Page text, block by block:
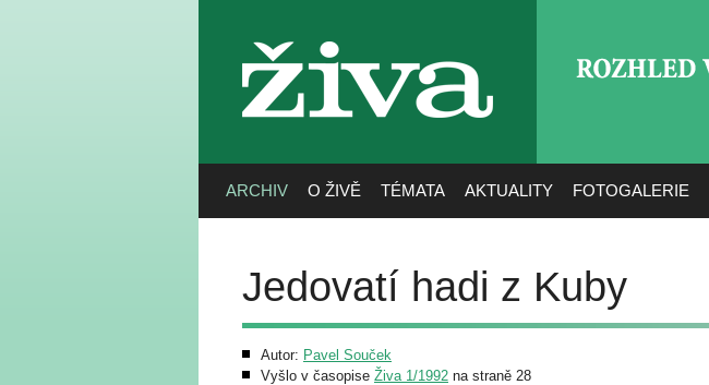
živa
ARCHIV O ŽIVĚ TÉMATA AKTUALITY FOTOGALERIE
Jedovatí hadi z Kuby
Autor: Pavel Souček
Vyšlo v časopise Živa 1/1992 na straně 28